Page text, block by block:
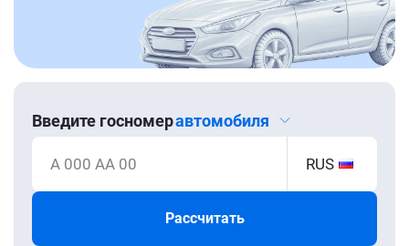
Введите госномеравтомобиля
А 000 АА 00 RUS
Рассчитать